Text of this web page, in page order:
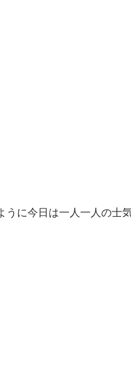
に今日は一人一人の士